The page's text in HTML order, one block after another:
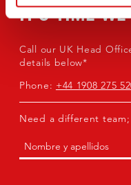
IT’S TIME WE
Call our UK Head
details below*
Phone: +44 1908 275
Need a different
Nombre
(Obligatorio)